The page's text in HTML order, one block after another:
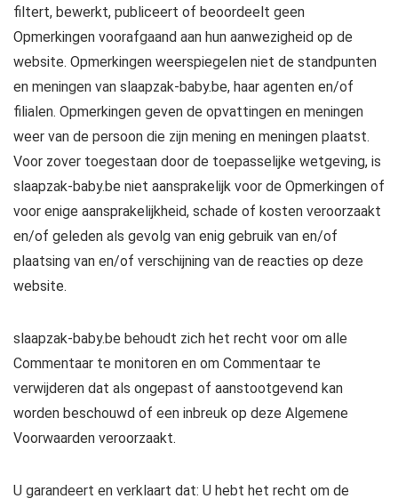
filtert, bewerkt, publiceert of beoordeelt geen
Opmerkingen voorafgaand aan hun aanwezigheid op de
website. Opmerkingen weerspiegelen niet de standpunten
en meningen van slaapzak-baby.be, haar agenten en/of
filialen. Opmerkingen geven de opvattingen en meningen
weer van de persoon die zijn mening en meningen plaatst.
Voor zover toegestaan door de toepasselijke wetgeving, is
slaapzak-baby.be niet aansprakelijk voor de Opmerkingen of
voor enige aansprakelijkheid, schade of kosten veroorzaakt
en/of geleden als gevolg van enig gebruik van en/of
plaatsing van en/of verschijning van de reacties op deze
website.
slaapzak-baby.be behoudt zich het recht voor om alle
Commentaar te monitoren en om Commentaar te
verwijderen dat als ongepast of aanstootgevend kan
worden beschouwd of een inbreuk op deze Algemene
Voorwaarden veroorzaakt.
U garandeert en verklaart dat: U hebt het recht om de